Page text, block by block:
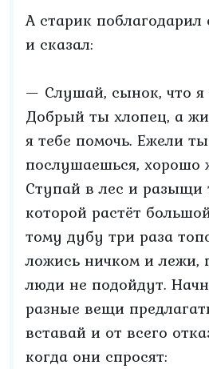
А старик поблагодарил
и сказал:
— Слушай, сынок, что я
Добрый ты хлопец, а
я тебе помочь. Ежели
послушаешься, хорошо
Ступай в лес и разыщи
которой растёт
тому дубу три раза
ложись ничком и лежи,
люди не подойдут.
разные вещи
вставай и от всего
когда они спросят: